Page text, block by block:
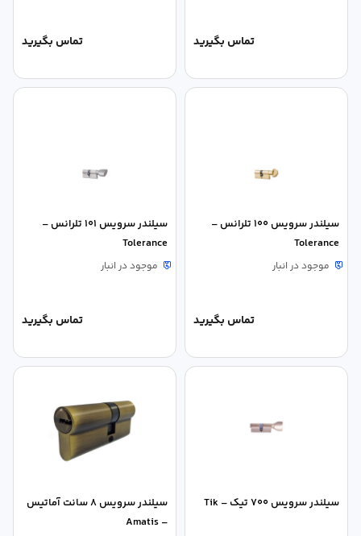
تماس بگیرید تماس بگیرید
سیلندر سرویس 100 تلرانس –
Tolerance
موجود در انبار
تماس بگیرید
سیلندر سرویس 101 تلرانس –
Tolerance
موجود در انبار
تماس بگیرید
سیلندر سرویس 700 تیک – Tik
سیلندر سرویس ۸ سانت آماتیس
– Amatis